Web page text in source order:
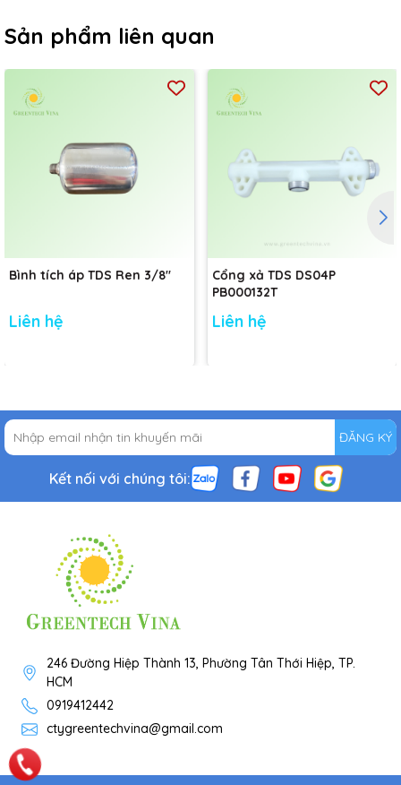
Sản phẩm liên quan
Bình tích áp TDS Ren 3/8"
Liên hệ
Cổng xả TDS DS04P
PB000132T
Liên hệ
ĐĂNG KÝ
Kết nối với chúng tôi:
246 Đường Hiệp Thành 13, Phường Tân Thới Hiệp, TP.
HCM
0919412442
ctygreentechvina@gmail.com